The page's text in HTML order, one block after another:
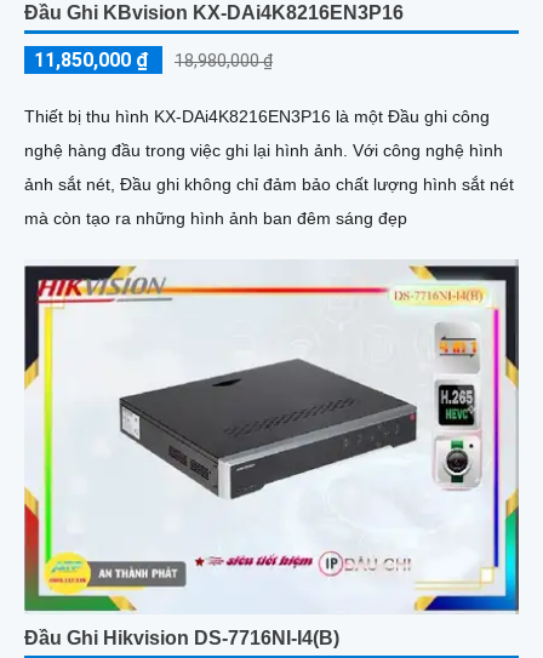
Đầu Ghi KBvision KX-DAi4K8216EN3P16
11,850,000 ₫ 18,980,000 ₫
Thiết bị thu hình KX-DAi4K8216EN3P16 là một Đầu ghi công
nghệ hàng đầu trong việc ghi lại hình ảnh. Với công nghệ hình
ảnh sắt nét, Đầu ghi không chỉ đảm bảo chất lượng hình sắt nét
mà còn tạo ra những hình ảnh ban đêm sáng đẹp
Đầu Ghi Hikvision DS-7716NI-I4(B)